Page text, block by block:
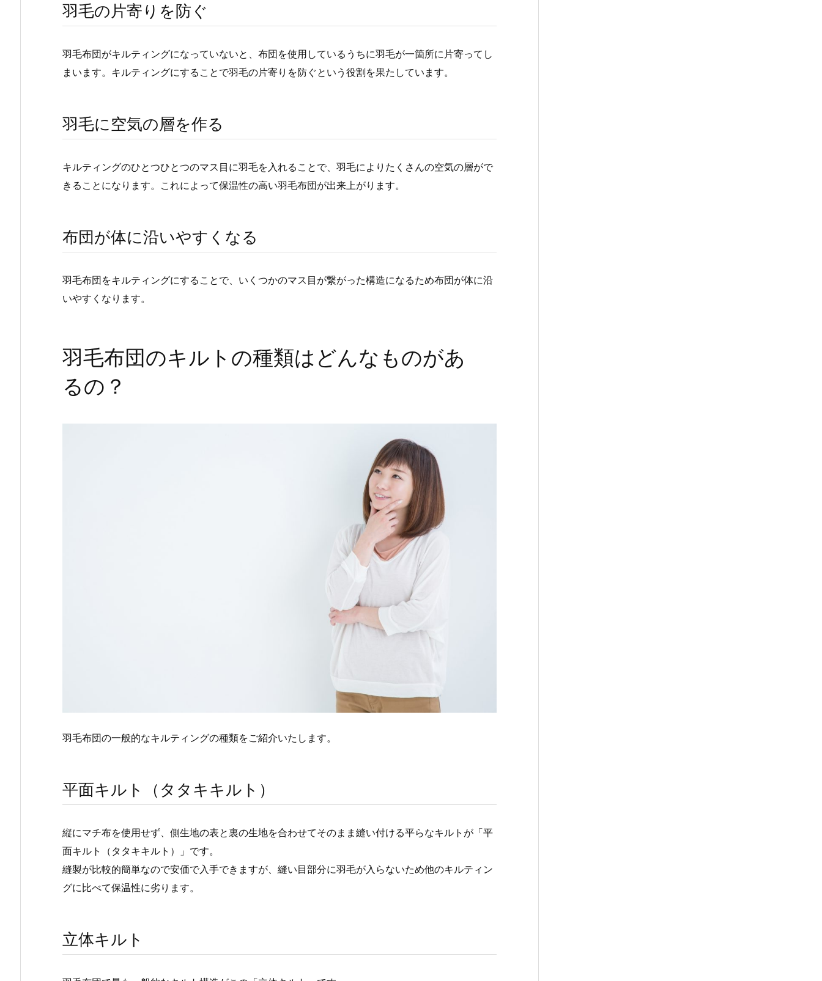
羽毛の片寄りを防ぐ
羽毛布団がキルティングになっていないと、布団を使用しているうちに羽毛が一箇所に片寄ってし
まいます。キルティングにすることで羽毛の片寄りを防ぐという役割を果たしています。
羽毛に空気の層を作る
キルティングのひとつひとつのマス目に羽毛を入れることで、羽毛によりたくさんの空気の層がで
きることになります。これによって保温性の高い羽毛布団が出来上がります。
布団が体に沿いやすくなる
羽毛布団をキルティングにすることで、いくつかのマス目が繋がった構造になるため布団が体に沿
いやすくなります。
羽毛布団のキルトの種類はどんなものがあ
るの？
羽毛布団の一般的なキルティングの種類をご紹介いたします。
平面キルト（タタキキルト）
縦にマチ布を使用せず、側生地の表と裏の生地を合わせてそのまま縫い付ける平らなキルトが「平
面キルト（タタキキルト）」です。
縫製が比較的簡単なので安価で入手できますが、縫い目部分に羽毛が入らないため他のキルティン
グに比べて保温性に劣ります。
立体キルト